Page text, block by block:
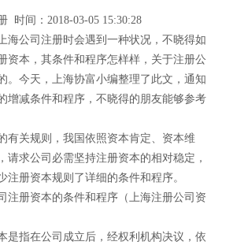
时间：2018-03-05 15:30:28
公司注册时会遇到一种状况，不晓得如
资本，其条件和程序怎样样，关于注册公
。今天，上海协富小编整理了此文，通知
增减条件和程序，不晓得的朋友能够参考
关规则，我国依照资本肯定、资本维
请求公司必需坚持注册资本的相对稳定，
注册资本规则了详细的条件和程序。
册资本的条件和程序（上海注册公司资
指在公司成立后，经权利机构决议，依